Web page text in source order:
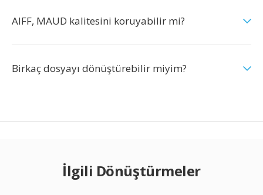
AIFF, MAUD kalitesini koruyabilir mi?
Birkaç dosyayı dönüştürebilir miyim?
İlgili Dönüştürmeler